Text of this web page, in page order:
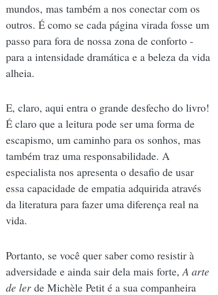
mundos, mas também a nos conectar com os
outros. É como se cada página virada fosse um
passo para fora de nossa zona de conforto -
para a intensidade dramática e a beleza da vida
alheia.
E, claro, aqui entra o grande desfecho do livro!
É claro que a leitura pode ser uma forma de
escapismo, um caminho para os sonhos, mas
também traz uma responsabilidade. A
especialista nos apresenta o desafio de usar
essa capacidade de empatia adquirida através
da literatura para fazer uma diferença real na
vida.
Portanto, se você quer saber como resistir à
adversidade e ainda sair dela mais forte, A arte
de ler de Michèle Petit é a sua companheira